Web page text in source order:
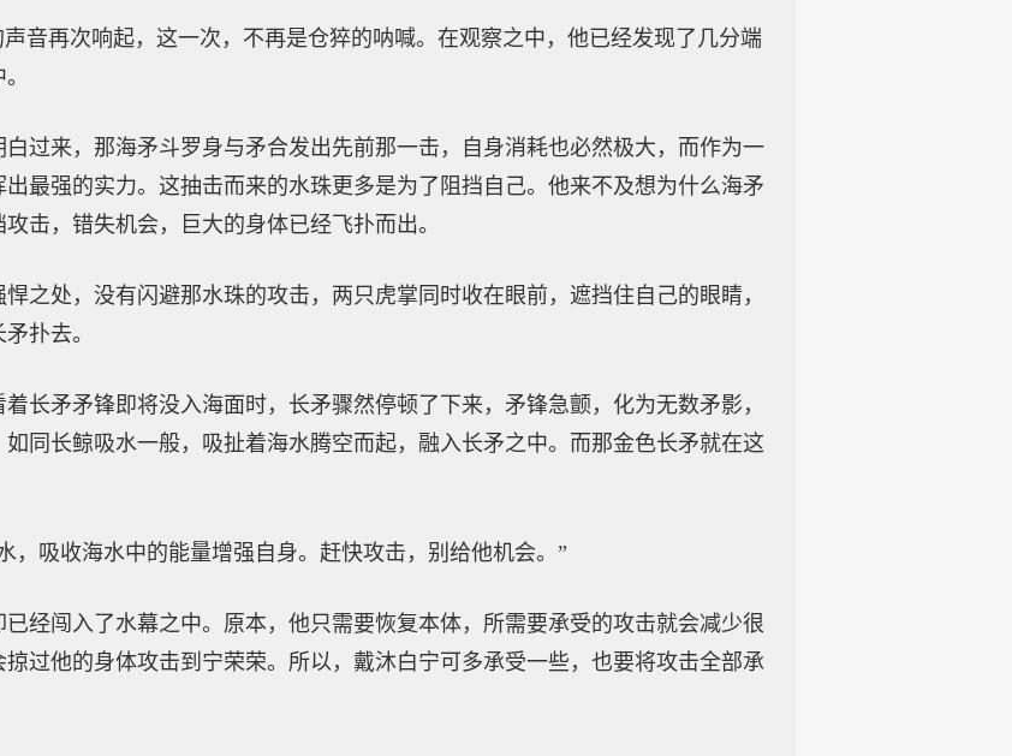
音再次响起，这一次，不再是仓猝的呐喊。在观察之中，他已经发现了几分端
过来，那海矛斗罗身与矛合发出先前那一击，自身消耗也必然极大，而作为一
最强的实力。这抽击而来的水珠更多是为了阻挡自己。他来不及想为什么海矛
击，错失机会，巨大的身体已经飞扑而出。
之处，没有闪避那水珠的攻击，两只虎掌同时收在眼前，遮挡住自己的眼睛，
扑去。
长矛矛锋即将没入海面时，长矛骤然停顿了下来，矛锋急颤，化为无数矛影，
同长鲸吸水一般，吸扯着海水腾空而起，融入长矛之中。而那金色长矛就在这
，吸收海水中的能量增强自身。赶快攻击，别给他机会。”
经闯入了水幕之中。原本，他只需要恢复本体，所需要承受的攻击就会减少很
过他的身体攻击到宁荣荣。所以，戴沐白宁可多承受一些，也要将攻击全部承